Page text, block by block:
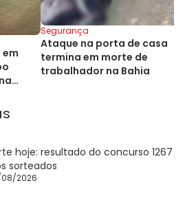
Segurança
Ataque na porta de casa
termina em morte de
trabalhador na Bahia
hoje: resultado do concurso 1267
sorteados
2026